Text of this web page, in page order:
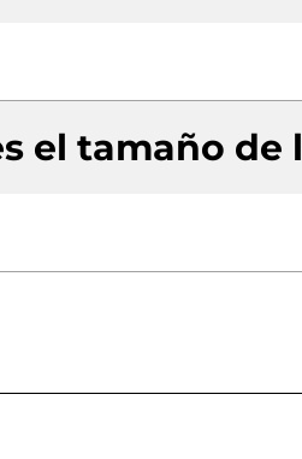
el tamaño de